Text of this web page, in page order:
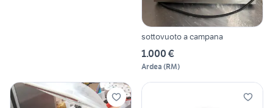
sottovuoto a campana
1.000 €
Ardea (RM)